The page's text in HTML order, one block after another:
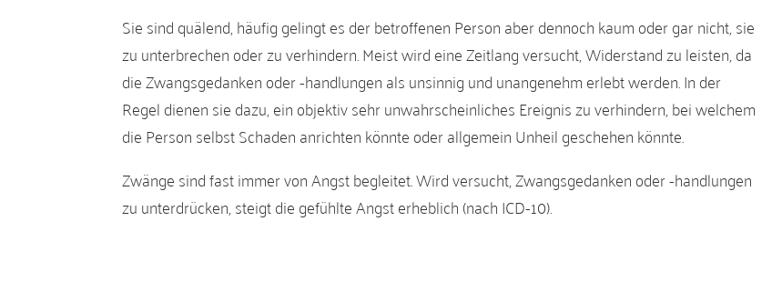
Sie sind quälend, häufig gelingt es der betroffenen Person aber dennoch kaum oder gar nicht, sie
zu unterbrechen oder zu verhindern. Meist wird eine Zeitlang versucht, Widerstand zu leisten, da
die Zwangsgedanken oder -handlungen als unsinnig und unangenehm erlebt werden. In der
Regel dienen sie dazu, ein objektiv sehr unwahrscheinliches Ereignis zu verhindern, bei welchem
die Person selbst Schaden anrichten könnte oder allgemein Unheil geschehen könnte.
Zwänge sind fast immer von Angst begleitet. Wird versucht, Zwangsgedanken oder -handlungen
zu unterdrücken, steigt die gefühlte Angst erheblich (nach ICD-10).